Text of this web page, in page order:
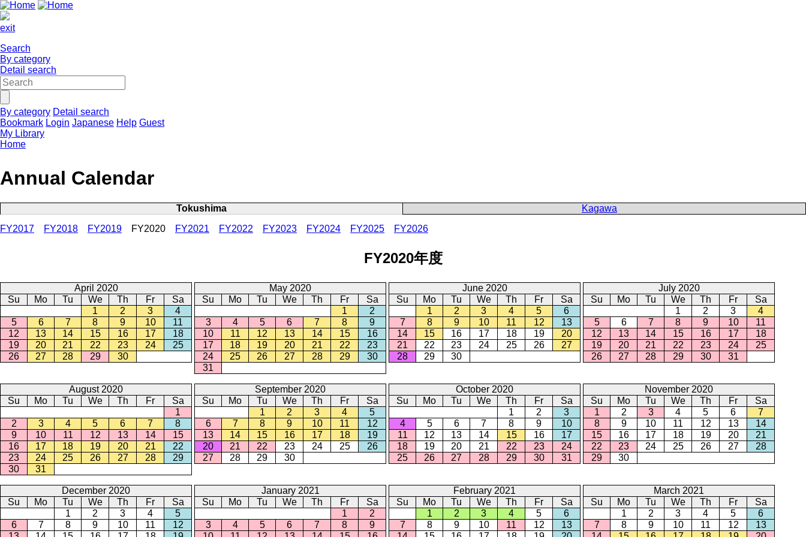
exit
Search
By category
Detail search
By category Detail search
Bookmark Login Japanese Help Guest
My Library
Home
Annual Calendar
Tokushima
Kagawa
FY2017
FY2018 FY2019 FY2020 FY2021 FY2022 FY2023 FY2024 FY2025 FY2026
FY2020年度
April 2020
Su
Mo Tu We Th Fr
Sa
1
2 3
4
5
6 7 8 9 10
11
12
13 14 15 16 17
18
19
20 21 22 23 24
25
26
27 28 29 30
May 2020
Su
Mo Tu We Th Fr
Sa
1
2
3
4 5 6 7 8
9
10
11 12 13 14 15
16
17
18 19 20 21 22
23
24
25 26 27 28 29
30
31
June 2020
Su
Mo Tu We Th Fr
Sa
1
2 3 4 5
6
7
8 9 10 11 12
13
14
15 16 17 18 19
20
21
22 23 24 25 26
27
28
29 30
July 2020
Su
Mo Tu We Th Fr
Sa
1
2 3
4
5
6 7 8 9 10
11
12
13 14 15 16 17
18
19
20 21 22 23 24
25
26
27 28 29 30 31
August 2020
Su
Mo Tu We Th Fr
Sa
1
2
3 4 5 6 7
8
9
10 11 12 13 14
15
16
17 18 19 20 21
22
23
24 25 26 27 28
29
30
31
September 2020
Su
Mo Tu We Th Fr
Sa
1
2 3 4
5
6
7 8 9 10 11
12
13
14 15 16 17 18
19
20
21 22 23 24 25
26
27
28 29 30
October 2020
Su
Mo Tu We Th Fr
Sa
1
2
3
4
5 6 7 8 9
10
11
12 13 14 15 16
17
18
19 20 21 22 23
24
25
26 27 28 29 30 31
November 2020
Su
Mo Tu We Th Fr
Sa
1
2 3 4 5 6
7
8
9 10 11 12 13
14
15
16 17 18 19 20
21
22
23 24 25 26 27
28
29
30
December 2020
Su
Mo Tu We Th Fr
Sa
1
2 3 4
5
6
7 8 9 10 11
12
January 2021
Su
Mo Tu We Th Fr
Sa
1
2
3
4 5 6 7 8
9
February 2021
Su
Mo Tu We Th Fr
Sa
1
2 3 4 5
6
7
8 9 10 11 12
13
March 2021
Su
Mo Tu We Th Fr
Sa
1
2 3 4 5
6
7
8 9 10 11 12
13